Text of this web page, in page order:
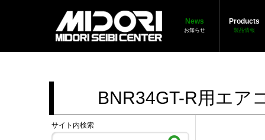
News
お知らせ
Products
製品情報
BNR34GT-R用エア
サイト内検索